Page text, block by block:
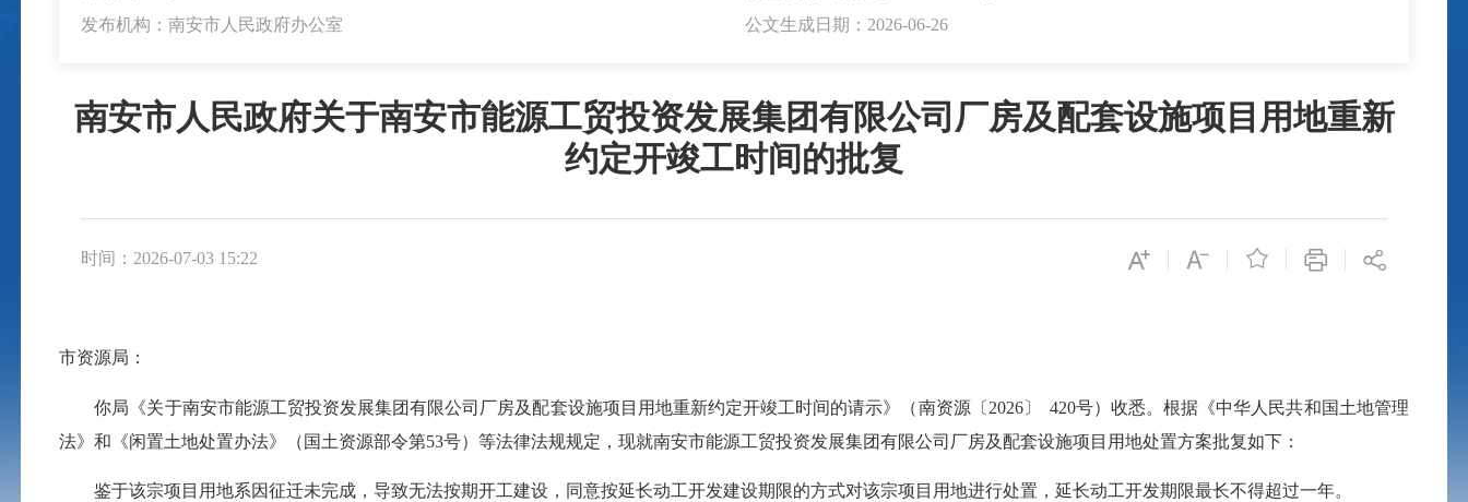
发布机构：南安市人民政府办公室
公文生成日期：2026-06-26
南安市人民政府关于南安市能源工贸投资发展集团有限公司厂房及配套设施项目用地重新
约定开竣工时间的批复
时间：2026-07-03 15:22 
市资源局：
你局《关于南安市能源工贸投资发展集团有限公司厂房及配套设施项目用地重新约定开竣工时间的请示》（南资源〔2026〕 420号）收悉。根据《中华人民共和国土地管理
法》和《闲置土地处置办法》（国土资源部令第53号）等法律法规规定，现就南安市能源工贸投资发展集团有限公司厂房及配套设施项目用地处置方案批复如下：
鉴于该宗项目用地系因征迁未完成，导致无法按期开工建设，同意按延长动工开发建设期限的方式对该宗项目用地进行处置，延长动工开发期限最长不得超过一年。